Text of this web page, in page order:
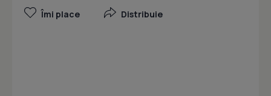
Îmi place Distribuie